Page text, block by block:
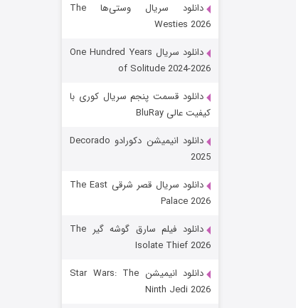
رویایی برای تو
قسمت
دانلود سریال وستی‌ها The
Westies 2026
دانلود سریال One Hundred Years
of Solitude 2024-2026
دانلود قسمت پنجم سریال کوری با
کیفیت عالی BluRay
دانلود انیمیشن دکورادو Decorado
2025
دانلود سریال قصر شرقی The East
Palace 2026
دانلود فیلم سارق گوشه گیر The
Isolate Thief 2026
دانلود انیمیشن Star Wars: The
Ninth Jedi 2026